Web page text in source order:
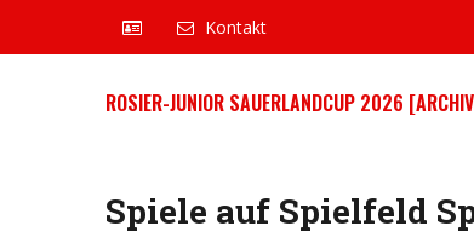
Kontakt
ROSIER-JUNIOR SAUERLANDCUP 2026
Spiele auf Spielfeld